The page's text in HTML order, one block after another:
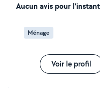
professionnels avec des
Nos services : Ménage à domicile Nettoyage de fin de
chantier Nettoyage de bureaux, immeubles et
préparation des logements,
lieux (entrée et sortie) Services à la personne : aide au
quotidien, préparation
Aucun avis pour l'instant
Ménage
Voir le profil